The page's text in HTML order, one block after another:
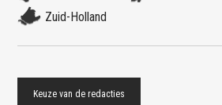
Zuid-Holland